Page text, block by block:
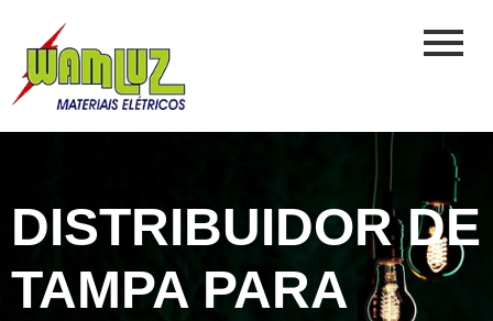
DISTRIBUIDOR DE
TAMPA PARA